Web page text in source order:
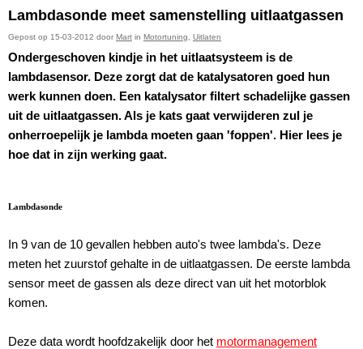
Lambdasonde meet samenstelling uitlaatgassen
Gepost op 15-03-2012 door Mart in Motortuning Uitlaten
Ondergeschoven kindje in het uitlaatsysteem is de
lambdasensor. Deze zorgt dat de katalysatoren goed hun
werk kunnen doen. Een katalysator filtert schadelijke gassen
uit de uitlaatgassen. Als je kats gaat verwijderen zul je
onherroepelijk je lambda moeten gaan 'foppen'. Hier lees je
hoe dat in zijn werking gaat.
Lambdasonde
In 9 van de 10 gevallen hebben auto's twee lambda's. Deze
meten het zuurstof gehalte in de uitlaatgassen. De eerste lambda
sensor meet de gassen als deze direct van uit het motorblok
komen.
Deze data wordt hoofdzakelijk door het motormanagement